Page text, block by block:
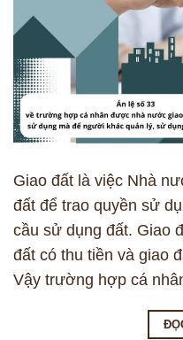
Giao đất là việc Nhà
đất để trao quyền sử
cầu sử dụng đất. Giao
đất có thu tiền và giao
Vậy trường hợp cá